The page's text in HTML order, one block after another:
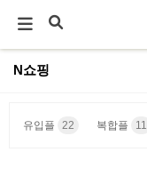
N쇼핑
유입플 22 복합플 11